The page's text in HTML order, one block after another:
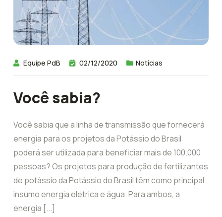
Equipe PdB 02/12/2020 Notícias
Você sabia?
Você sabia que a linha de transmissão que fornecerá
energia para os projetos da Potássio do Brasil
poderá ser utilizada para beneficiar mais de 100.000
pessoas? Os projetos para produção de fertilizantes
de potássio da Potássio do Brasil têm como principal
insumo energia elétrica e água. Para ambos, a
energia [...]